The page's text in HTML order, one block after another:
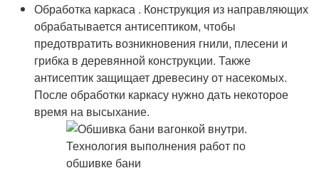
Обработка каркаса . Конструкция из направляющих
обрабатывается антисептиком, чтобы
предотвратить возникновения гнили, плесени и
грибка в деревянной конструкции. Также
антисептик защищает древесину от насекомых.
После обработки каркасу нужно дать некоторое
время на высыхание.